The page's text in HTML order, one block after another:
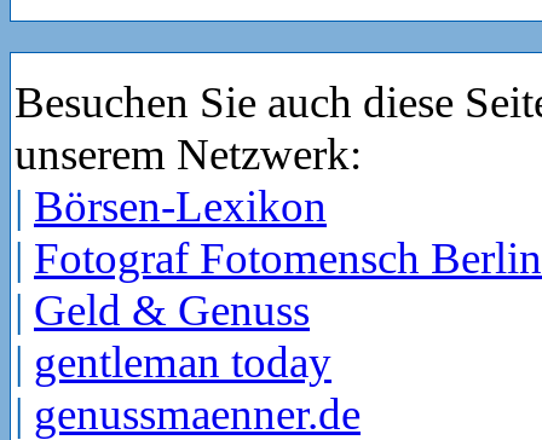
Besuchen Sie auch diese
unserem Netzwerk:
| Börsen-Lexikon
| Fotograf Fotomensch Berlin
| Geld & Genuss
| gentleman today
| genussmaenner.de